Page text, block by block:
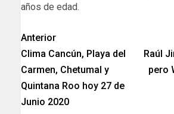
años de edad.
Anterior
Clima Cancún, Playa del
Carmen, Chetumal y
Quintana Roo hoy 27 de
Junio 2020
Raúl
pero